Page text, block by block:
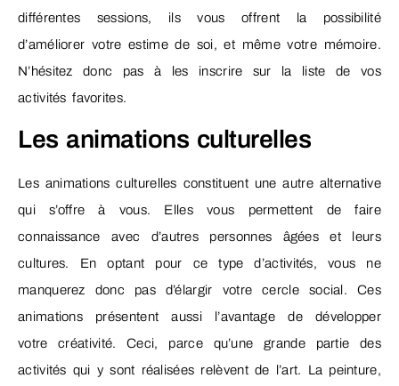
différentes sessions, ils vous offrent la possibilité
d’améliorer votre estime de soi, et même votre mémoire.
N’hésitez donc pas à les inscrire sur la liste de vos
activités favorites.
Les animations culturelles
Les animations culturelles constituent une autre alternative
qui s’offre à vous. Elles vous permettent de faire
connaissance avec d’autres personnes âgées et leurs
cultures. En optant pour ce type d’activités, vous ne
manquerez donc pas d’élargir votre cercle social. Ces
animations présentent aussi l’avantage de développer
votre créativité. Ceci, parce qu’une grande partie des
activités qui y sont réalisées relèvent de l’art. La peinture,